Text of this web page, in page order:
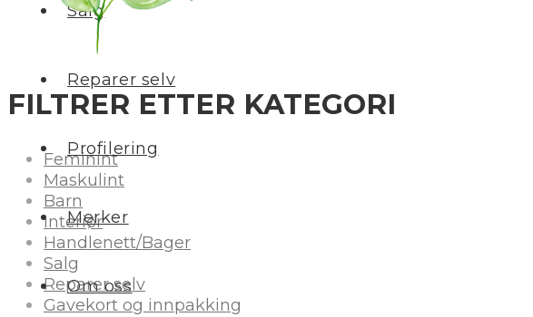
Salg
Reparer selv
Profilering
Merker
Om oss
FILTRER ETTER KATEGORI
Feminint
Maskulint
Barn
Interiør
Handlenett/Bager
Salg
Reparer selv
Gavekort og innpakking